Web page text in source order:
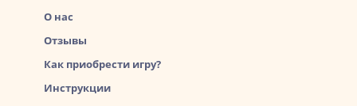
О нас
Отзывы
Как приобрести игру?
Инструкции